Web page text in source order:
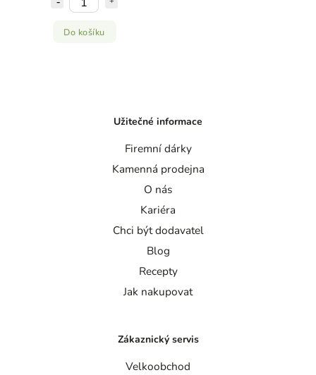
Do košíku
Užitečné informace
Firemní dárky
Kamenná prodejna
O nás
Kariéra
Chci být dodavatel
Blog
Recepty
Jak nakupovat
Zákaznický servis
Velkoobchod